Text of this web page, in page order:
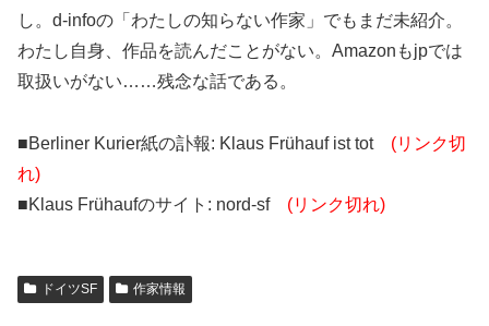
し。d-infoの「わたしの知らない作家」でもまだ未紹介。
わたし自身、作品を読んだことがない。Amazonもjpでは
取扱いがない……残念な話である。
■Berliner Kurier紙の訃報: Klaus Frühauf ist tot (リンク切
れ)
■Klaus Frühaufのサイト: nord-sf (リンク切れ)
ドイツSF 作家情報